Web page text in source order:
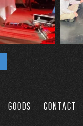
GOODS CONTACT